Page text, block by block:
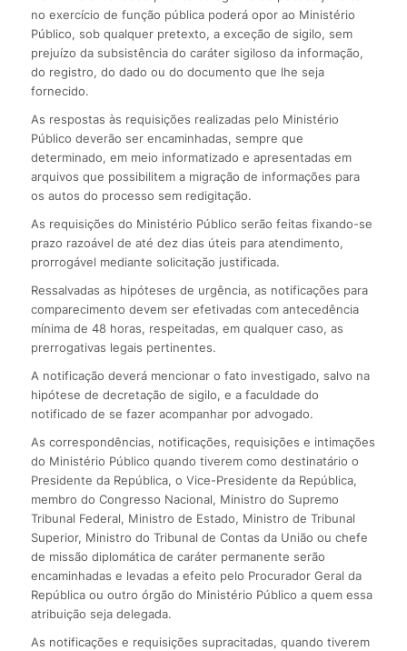
no exercício de função pública poderá opor ao Ministério
Público, sob qualquer pretexto, a exceção de sigilo, sem
prejuízo da subsistência do caráter sigiloso da informação,
do registro, do dado ou do documento que lhe seja
fornecido.
As respostas às requisições realizadas pelo Ministério
Público deverão ser encaminhadas, sempre que
determinado, em meio informatizado e apresentadas em
arquivos que possibilitem a migração de informações para
os autos do processo sem redigitação.
As requisições do Ministério Público serão feitas fixando-se
prazo razoável de até dez dias úteis para atendimento,
prorrogável mediante solicitação justificada.
Ressalvadas as hipóteses de urgência, as notificações para
comparecimento devem ser efetivadas com antecedência
mínima de 48 horas, respeitadas, em qualquer caso, as
prerrogativas legais pertinentes.
A notificação deverá mencionar o fato investigado, salvo na
hipótese de decretação de sigilo, e a faculdade do
notificado de se fazer acompanhar por advogado.
As correspondências, notificações, requisições e intimações
do Ministério Público quando tiverem como destinatário o
Presidente da República, o Vice-Presidente da República,
membro do Congresso Nacional, Ministro do Supremo
Tribunal Federal, Ministro de Estado, Ministro de Tribunal
Superior, Ministro do Tribunal de Contas da União ou chefe
de missão diplomática de caráter permanente serão
encaminhadas e levadas a efeito pelo Procurador Geral da
República ou outro órgão do Ministério Público a quem essa
atribuição seja delegada.
As notificações e requisições supracitadas, quando tiverem